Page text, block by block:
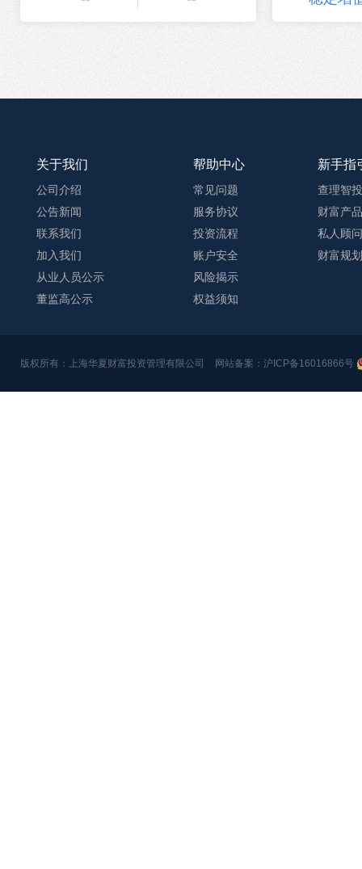
关于我们
公司介绍
公告新闻
联系我们
加入我们
从业人员公示
董监高公示
帮助中心
常见问题
服务协议
投资流程
账户安全
风险揭示
权益须知
新手指
查理智投
财富产品
私人顾问
财富规划
版权所有：上海华夏财富投资管理有限公司 网站备案：沪ICP备16016866号